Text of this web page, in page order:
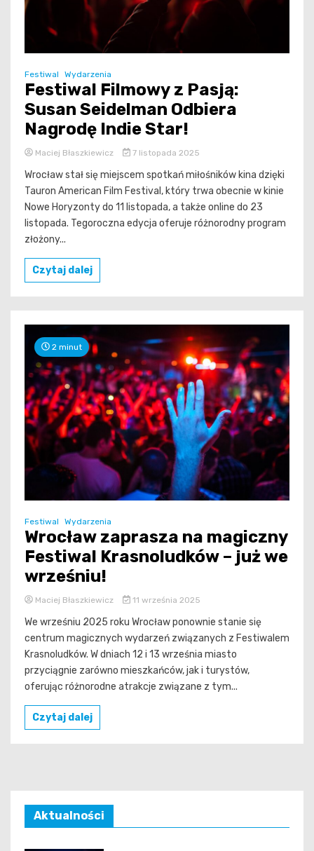
Festiwal Wydarzenia
Festiwal Filmowy z Pasją:
Susan Seidelman Odbiera
Nagrodę Indie Star!
Maciej Błaszkiewicz 7 listopada 2025
Wrocław stał się miejscem spotkań miłośników kina dzięki
Tauron American Film Festival, który trwa obecnie w kinie
Nowe Horyzonty do 11 listopada, a także online do 23
listopada. Tegoroczna edycja oferuje różnorodny program
złożony...
Czytaj dalej
2 minut
Festiwal Wydarzenia
Wrocław zaprasza na magiczny
Festiwal Krasnoludków – już we
wrześniu!
Maciej Błaszkiewicz 11 września 2025
We wrześniu 2025 roku Wrocław ponownie stanie się
centrum magicznych wydarzeń związanych z Festiwalem
Krasnoludków. W dniach 12 i 13 września miasto
przyciągnie zarówno mieszkańców, jak i turystów,
oferując różnorodne atrakcje związane z tym...
Czytaj dalej
Aktualności